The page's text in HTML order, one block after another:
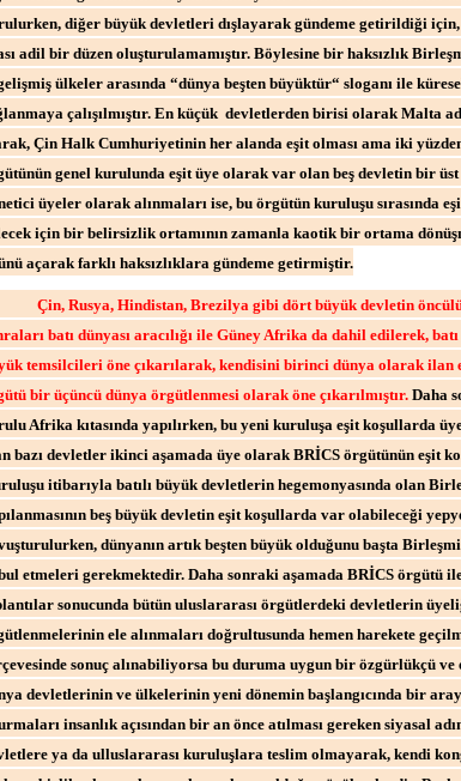
diğer büyük devletleri dışlayarak gündeme getirildiği için,
adil bir düzen oluşturulamamıştır. Böylesine bir haksızlık
ülkeler arasında “dünya beşten büyüktür“ sloganı ile
çalışılmıştır. En küçük devletlerden birisi olarak Malta
Çin Halk Cumhuriyetinin her alanda eşit olması ama iki
genel kurulunda eşit üye olarak var olan beş devletin bir
üyeler olarak alınmaları ise, bu örgütün kuruluşu sırasında
için bir belirsizlik ortamının zamanla kaotik bir ortama
açarak farklı haksızlıklara gündeme getirmiştir.
Çin, Rusya, Hindistan, Brezilya gibi dört büyük devletin
batı dünyası aracılığı ile Güney Afrika da dahil edilerek,
temsilcileri öne çıkarılarak, kendisini birinci dünya olarak ilan
bir üçüncü dünya örgütlenmesi olarak öne çıkarılmıştır. Daha
Afrika kıtasında yapılırken, bu yeni kuruluşa eşit koşullarda
bazı devletler ikinci aşamada üye olarak BRİCS örgütünün eşit
itibarıyla batılı büyük devletlerin hegemonyasında olan
beş büyük devletin eşit koşullarda var olabileceği
dünyanın artık beşten büyük olduğunu başta
etmeleri gerekmektedir. Daha sonraki aşamada BRİCS
sonucunda bütün uluslararası örgütlerdeki devletlerin
ele alınmaları doğrultusunda hemen harekete
sonuç alınabiliyorsa bu duruma uygun bir özgürlükçü
devletlerinin ve ülkelerinin yeni dönemin başlangıcında bir
insanlık açısından bir an önce atılması gereken siyasal
ya da ulluslararası kuruluşlara teslim olmayarak, kendi